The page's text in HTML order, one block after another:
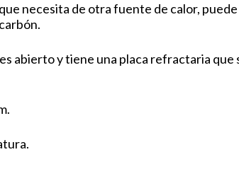
necesita de otra fuente de calor,
abierto y tiene una placa refractaria